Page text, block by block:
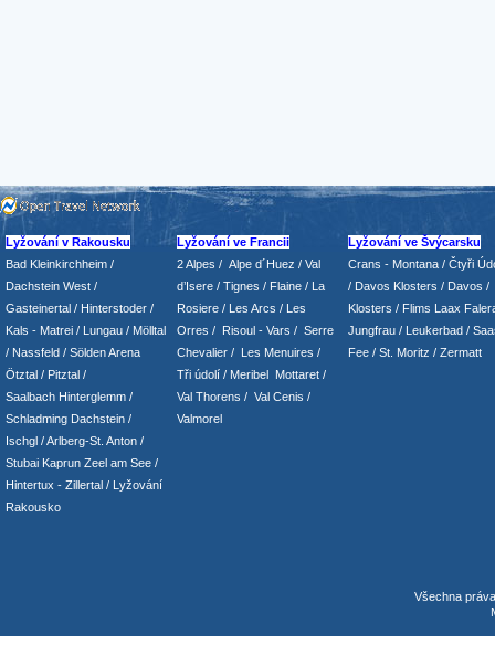
Lyžování v Rakousku
Bad Kleinkirchheim /
Dachstein West /
Gasteinertal / Hinterstoder /
Kals - Matrei / Lungau / Mölltal
/ Nassfeld / Sölden Arena
Ötztal / Pitztal /
Saalbach Hinterglemm /
Schladming Dachstein /
Ischgl /Arlberg-St. Anton /
Stubai Kaprun Zeel am See /
Hintertux - Zillertal / Lyžování
Rakousko
Lyžování ve Francii
2 Alpes / Alpe d´Huez / Val
d’Isere / Tignes / Flaine / La
Rosiere / Les Arcs / Les
Orres / Risoul - Vars / Serre
Chevalier / Les Menuires /
Tři údolí / Meribel Mottaret /
Val Thorens / Val Cenis /
Valmorel
Lyžování ve Švýcarsku
Crans - Montana / Čtyři
/ Davos Klosters / Davos /
Klosters / Flims Laax
Jungfrau / Leukerbad /
Fee / St. Moritz / Zermatt
Všechna